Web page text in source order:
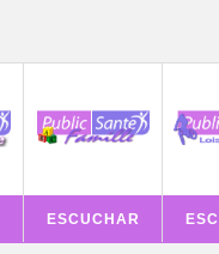
ESCUCHAR